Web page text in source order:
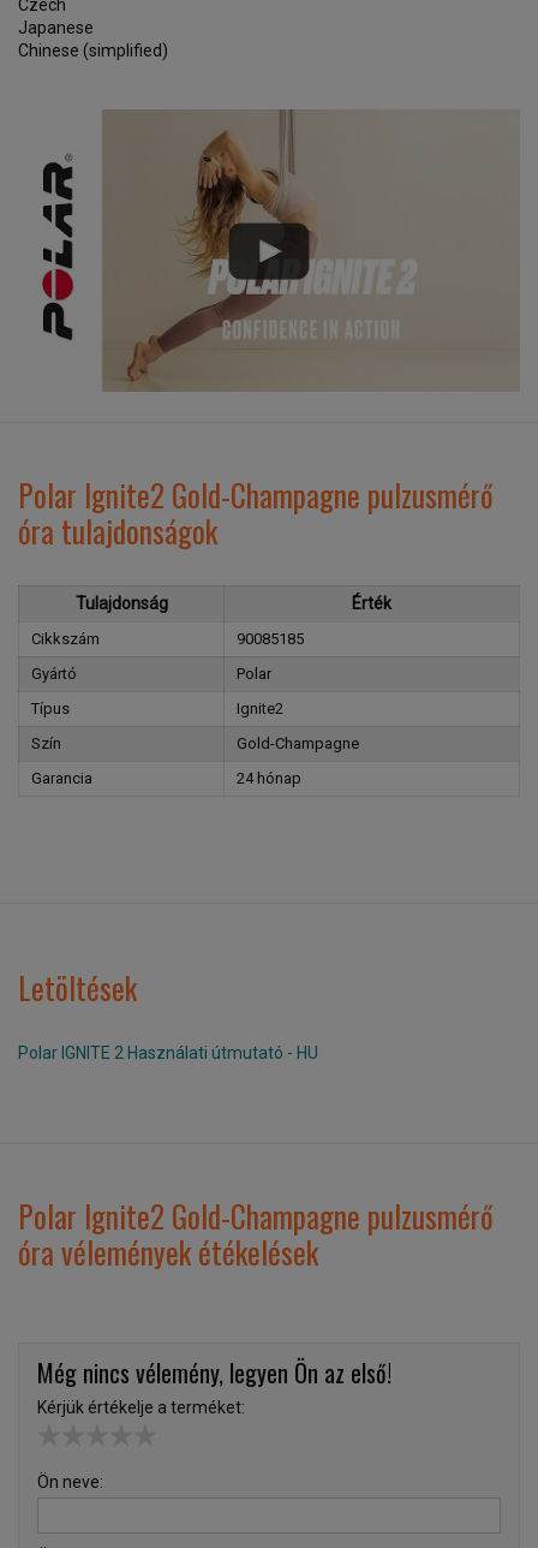
Czech
Japanese
Chinese (simplified)
Polar Ignite2 Gold-Champagne pulzusmérő
óra tulajdonságok
Tulajdonság Érték
Cikkszám
90085185
Gyártó
Polar
Típus
Ignite2
Szín
Gold-Champagne
Garancia
24 hónap
Letöltések
Polar IGNITE 2 Használati útmutató - HU
Polar Ignite2 Gold-Champagne pulzusmérő
óra vélemények étékelések
Még nincs vélemény, legyen Ön az első!
Kérjük értékelje a terméket:
Ön neve: